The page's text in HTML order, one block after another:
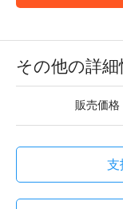
その他の詳細
販売価格
支